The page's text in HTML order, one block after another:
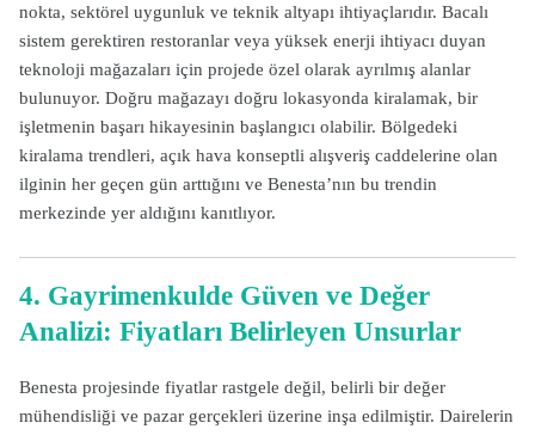
nokta, sektörel uygunluk ve teknik altyapı ihtiyaçlarıdır. Bacalı
sistem gerektiren restoranlar veya yüksek enerji ihtiyacı duyan
teknoloji mağazaları için projede özel olarak ayrılmış alanlar
bulunuyor. Doğru mağazayı doğru lokasyonda kiralamak, bir
işletmenin başarı hikayesinin başlangıcı olabilir. Bölgedeki
kiralama trendleri, açık hava konseptli alışveriş caddelerine olan
ilginin her geçen gün arttığını ve Benesta’nın bu trendin
merkezinde yer aldığını kanıtlıyor.
4. Gayrimenkulde Güven ve Değer
Analizi: Fiyatları Belirleyen Unsurlar
Benesta projesinde fiyatlar rastgele değil, belirli bir değer
mühendisliği ve pazar gerçekleri üzerine inşa edilmiştir. Dairelerin